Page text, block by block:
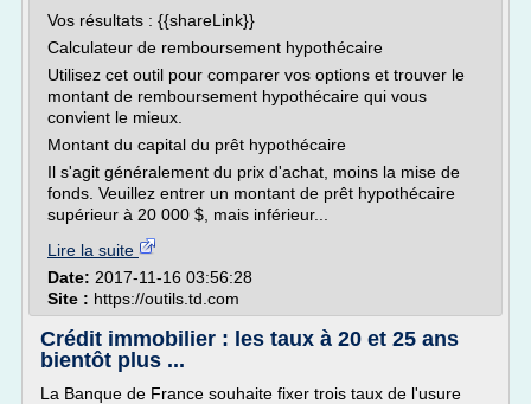
Vos résultats : {{shareLink}}
Calculateur de remboursement hypothécaire
Utilisez cet outil pour comparer vos options et trouver le
montant de remboursement hypothécaire qui vous
convient le mieux.
Montant du capital du prêt hypothécaire
Il s'agit généralement du prix d'achat, moins la mise de
fonds. Veuillez entrer un montant de prêt hypothécaire
supérieur à 20 000 $, mais inférieur...
Lire la suite
Date: 2017-11-16 03:56:28
Site : https://outils.td.com
Crédit immobilier : les taux à 20 et 25 ans
bientôt plus ...
La Banque de France souhaite fixer trois taux de l'usure